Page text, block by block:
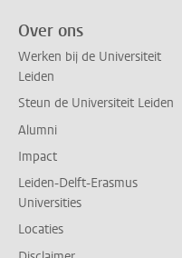
Over ons
Werken bij de Universiteit
Leiden
Steun de Universiteit Leiden
Alumni
Impact
Leiden-Delft-Erasmus
Universities
Locaties